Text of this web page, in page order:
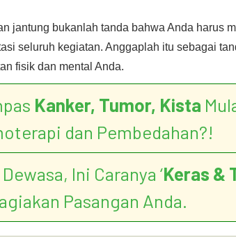
jantung bukanlah tanda bahwa Anda harus
seluruh kegiatan. Anggaplah itu sebagai
fisik dan mental Anda.
Kanker, Tumor, Kista
dan Pembedahan?!
Ini Caranya ‘Keras &
Pasangan Anda.